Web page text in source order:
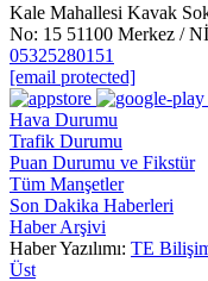
Kale Mahallesi Kavak
No: 15 51100 Merkez /
05325280151
[email protected]
Hava Durumu
Trafik Durumu
Puan Durumu ve Fikstür
Tüm Manşetler
Son Dakika Haberleri
Haber Arşivi
Haber Yazılımı: TE
Üst